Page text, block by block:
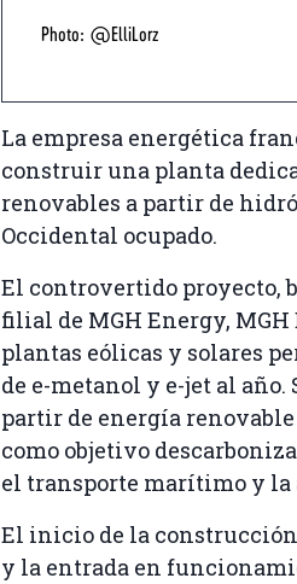
Photo: @ElliLorz
La empresa energética
construir una planta
renovables a partir de
Occidental ocupado.
El controvertido proyecto,
filial de MGH Energy,
plantas eólicas y solares
de e-metanol y e-jet al
partir de energía
como objetivo
el transporte marítimo y la
El inicio de la
y la entrada en